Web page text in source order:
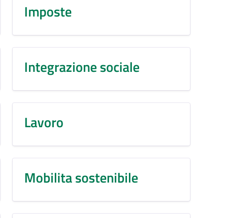
Imposte
Integrazione sociale
Lavoro
Mobilita sostenibile